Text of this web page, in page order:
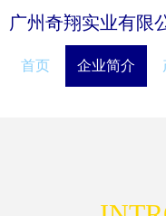
广州奇翔实业有限
首页 企业简介